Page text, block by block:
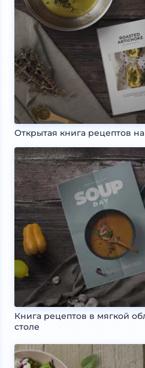
Открытая книга рецептов
Книга рецептов в мягкой
столе